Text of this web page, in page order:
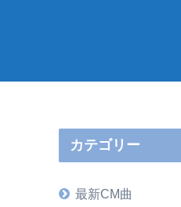
カテゴリー
最新CM曲